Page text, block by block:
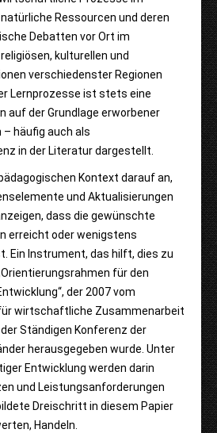
Ressourcen und deren
Debatten vor Ort im
kulturellen und
verschiedenster Regionen
Lernprozesse ist stets eine
auf der Grundlage erworbener
häufig auch als
in der Literatur dargestellt.
Kontext darauf an,
und Aktualisierungen
dass die gewünschte
erreicht oder wenigstens
Ein Instrument, das hilft, dies zu
für den
der 2007 vom
wirtschaftliche Zusammenarbeit
Ständigen Konferenz der
herausgegeben wurde. Unter
Entwicklung werden darin
und Leistungsanforderungen
Dreischritt in diesem Papier
Handeln.